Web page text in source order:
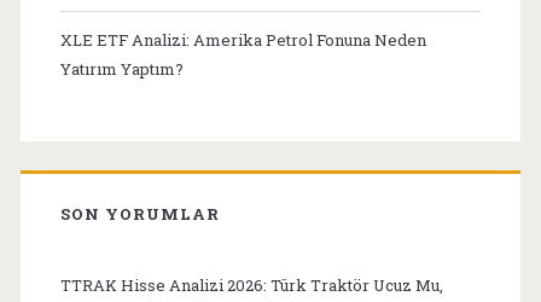
XLE ETF Analizi: Amerika Petrol Fonuna Neden
Yatırım Yaptım?
SON YORUMLAR
TTRAK Hisse Analizi 2026: Türk Traktör Ucuz Mu,